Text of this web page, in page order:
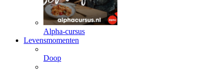
Alpha-cursus
Levensmomenten
Doop